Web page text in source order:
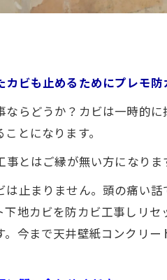
ビも止めるためにプレモ防
らどうか？カビは一時的
とになります。
とはご縁が無い方になりま
止まりません。頭の痛い
地カビを防カビ工事しリ
今まで天井壁紙コンクリ